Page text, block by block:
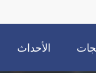
الأحداث